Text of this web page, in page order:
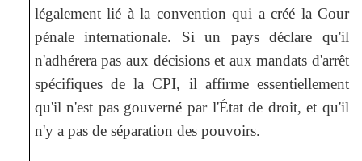
légalement lié à la convention qui a créé la Cour
pénale internationale. Si un pays déclare qu'il
n'adhérera pas aux décisions et aux mandats d'arrêt
spécifiques de la CPI, il affirme essentiellement
qu'il n'est pas gouverné par l'État de droit, et qu'il
n'y a pas de séparation des pouvoirs.